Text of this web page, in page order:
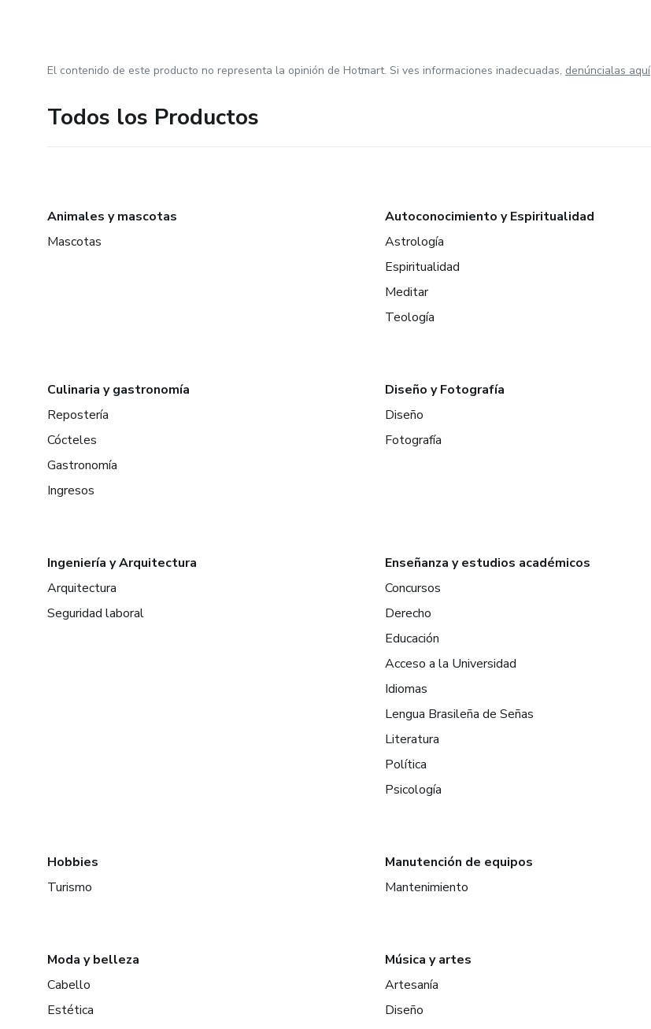
El contenido de este producto no representa la opinión de Hotmart. Si ves informaciones inadecuadas, denúncialas aquí
Todos los Productos
Animales y mascotas
Mascotas
Autoconocimiento y Espiritualidad
Astrología
Espiritualidad
Meditar
Teología
Culinaria y gastronomía
Repostería
Cócteles
Gastronomía
Ingresos
Diseño y Fotografía
Diseño
Fotografía
Ingeniería y Arquitectura
Arquitectura
Seguridad laboral
Enseñanza y estudios académicos
Concursos
Derecho
Educación
Acceso a la Universidad
Idiomas
Lengua Brasileña de Señas
Literatura
Política
Psicología
Hobbies
Turismo
Manutención de equipos
Mantenimiento
Moda y belleza
Cabello
Estética
Música y artes
Artesanía
Diseño